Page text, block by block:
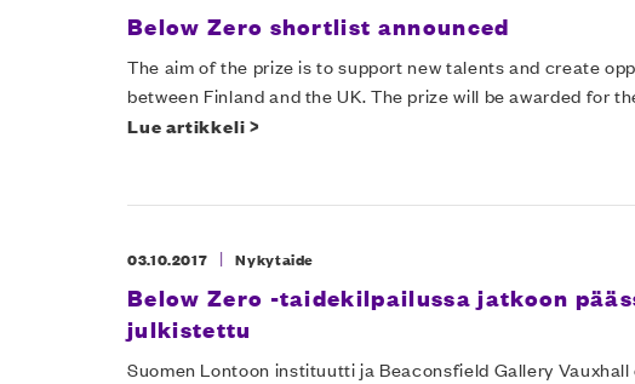
Below Zero shortlist announced
The aim of the prize is to support new talents and create
between Finland and the UK. The prize will be awarded for
Lue artikkeli >
03.10.2017 | Nykytaide
Below Zero -taidekilpailussa jatkoon
julkistettu
Suomen Lontoon instituutti ja Beaconsfield Gallery